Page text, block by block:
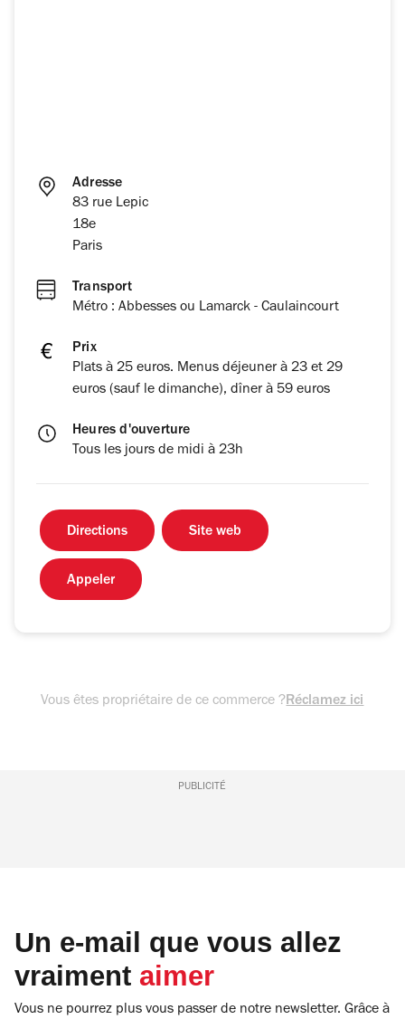
Adresse
83 rue Lepic
18e
Paris
Transport
Métro : Abbesses ou Lamarck - Caulaincourt
Prix
Plats à 25 euros. Menus déjeuner à 23 et 29
euros (sauf le dimanche), dîner à 59 euros
Heures d'ouverture
Tous les jours de midi à 23h
Directions Site web
Appeler
Vous êtes propriétaire de ce commerce ?Réclamez ici
PUBLICITÉ
Un e-mail que vous allez
vraiment aimer
Vous ne pourrez plus vous passer de notre newsletter. Grâce à